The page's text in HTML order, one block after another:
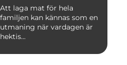
Att laga mat för hela
familjen kan kännas som en
utmaning när vardagen är
hektis...